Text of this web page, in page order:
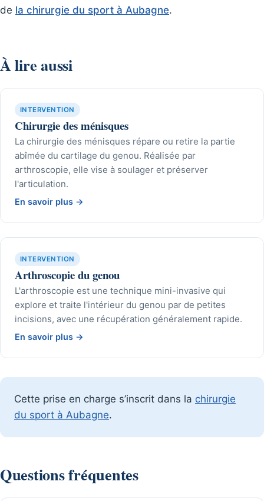
de la chirurgie du sport à Aubagne.
À lire aussi
INTERVENTION
Chirurgie des ménisques
La chirurgie des ménisques répare ou retire la partie
abîmée du cartilage du genou. Réalisée par
arthroscopie, elle vise à soulager et préserver
l'articulation.
En savoir plus →
INTERVENTION
Arthroscopie du genou
L'arthroscopie est une technique mini-invasive qui
explore et traite l'intérieur du genou par de petites
incisions, avec une récupération généralement rapide.
En savoir plus →
Cette prise en charge s’inscrit dans la chirurgie
du sport à Aubagne.
Questions fréquentes